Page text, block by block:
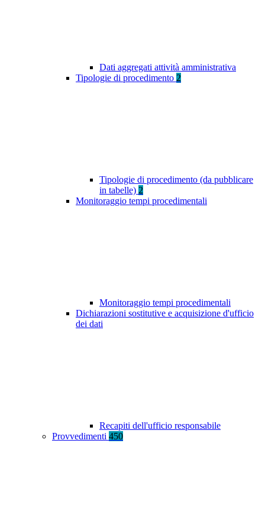
Dati aggregati attività amministrativa
Tipologie di procedimento 2
Tipologie di procedimento (da pubblicare
in tabelle) 2
Monitoraggio tempi procedimentali
Monitoraggio tempi procedimentali
Dichiarazioni sostitutive e acquisizione d'ufficio
dei dati
Recapiti dell'ufficio responsabile
Provvedimenti 450